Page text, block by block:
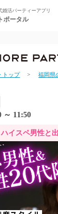
婚活パーティーアプリ
ポータル
トップ 福岡県
～ 11:50
イスペ男性と